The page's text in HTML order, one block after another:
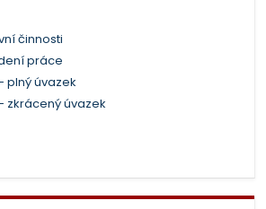
činnosti
práce
plný úvazek
zkrácený úvazek